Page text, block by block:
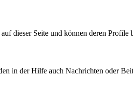
dieser Seite und können deren Profile
in der Hilfe auch Nachrichten oder